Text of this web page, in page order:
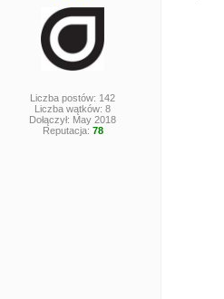
Liczba postów: 142
Liczba wątków: 8
Dołączył: May 2018
Reputacja: 78